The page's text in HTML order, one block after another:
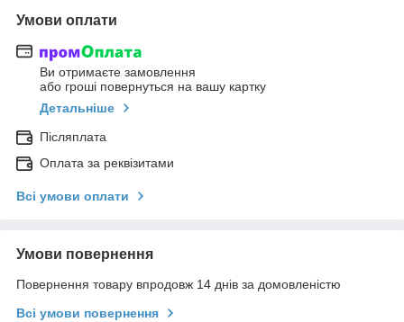
Умови оплати
Ви отримаєте замовлення
або гроші повернуться на вашу картку
Детальніше
Післяплата
Оплата за реквізитами
Всі умови оплати
Умови повернення
Повернення товару впродовж 14 днів за домовленістю
Всі умови повернення